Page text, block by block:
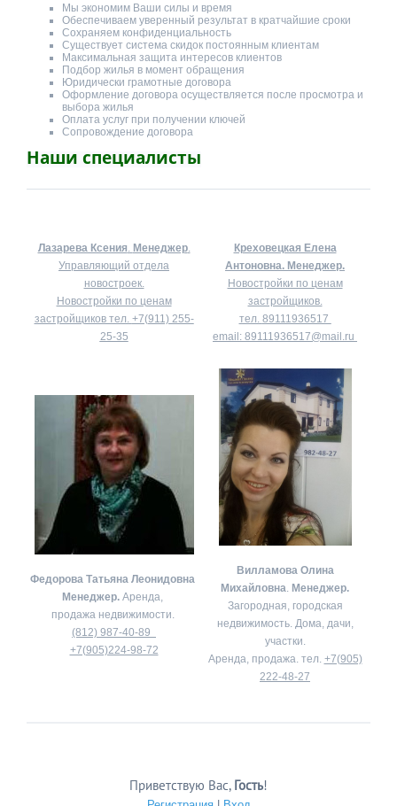
Мы экономим Ваши силы и время
Обеспечиваем уверенный результат в кратчайшие сроки
Сохраняем конфиденциальность
Существует система скидок постоянным клиентам
Максимальная защита интересов клиентов
Подбор жилья в момент обращения
Юридически грамотные договора
Оформление договора осуществляется после просмотра и
выбора жилья
Оплата услуг при получении ключей
Сопровождение договора
Наши специалисты
Лазарева Ксения Менеджер.
Управляющий отдела
новостроек.
Новостройки по ценам
застройщиков тел. +7(911) 255-
25-35
Креховецкая Елена
Антоновна. Менеджер.
Новостройки по ценам
застройщиков.
тел. 89111936517
email: 89111936517@mail.ru
Федорова Татьяна Леонидовна
Менеджер. Аренда,
продажа недвижимости.
(812) 987-40-89
+7(905)224-98-72
Вилламова Олина
Михайловна Менеджер.
Загородная, городская
недвижимость. Дома, дачи,
участки.
Аренда, продажа. тел. +7(905)
222-48-27
Приветствую Вас, Гость!